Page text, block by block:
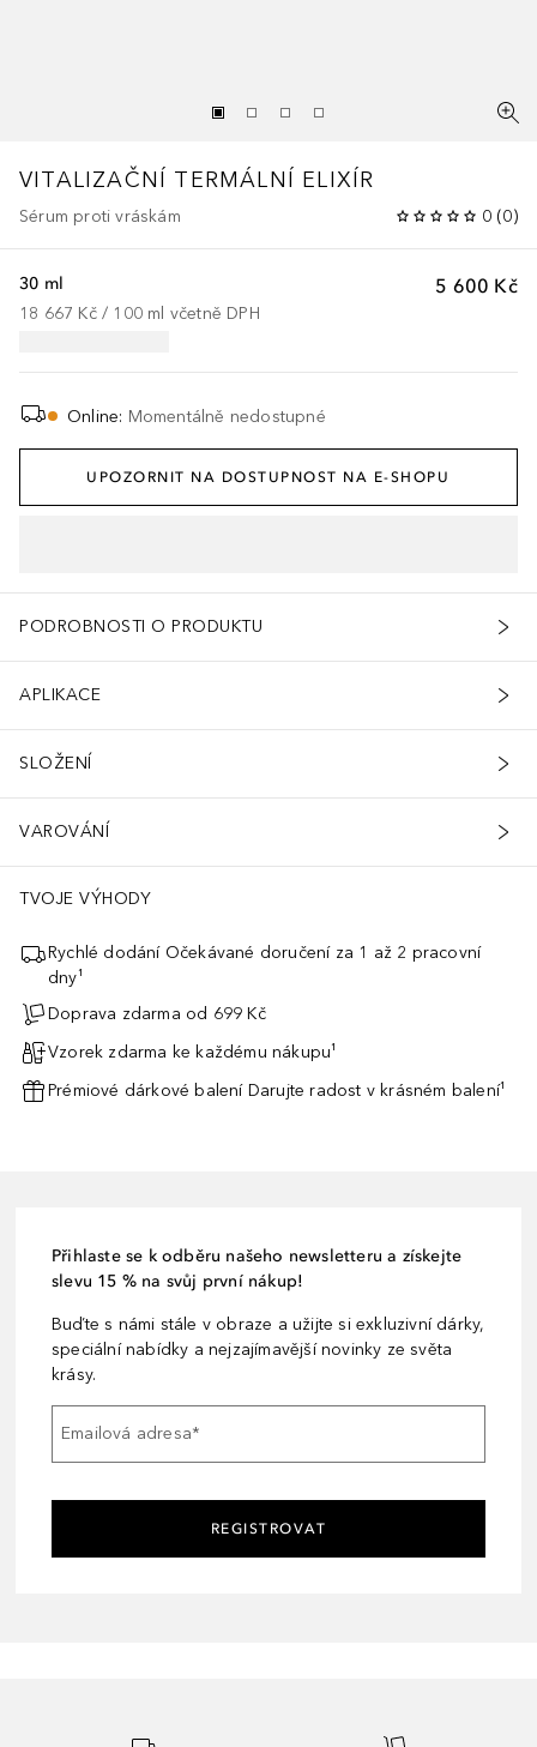
VITALIZAČNÍ TERMÁLNÍ ELIXÍR
Sérum proti vráskám 0 (0)
5 600 Kč
30 ml
18 667 Kč / 100 ml včetně DPH
Online: Momentálně nedostupné
UPOZORNIT NA DOSTUPNOST NA E-SHOPU
PODROBNOSTI O PRODUKTU
APLIKACE
SLOŽENÍ
VAROVÁNÍ
TVOJE VÝHODY
Rychlé dodání Očekávané doručení za 1 až 2 pracovní
dny¹
Doprava zdarma od 699 Kč
Vzorek zdarma ke každému nákupu¹
Prémiové dárkové balení Darujte radost v krásném balení¹
Přihlaste se k odběru našeho newsletteru a získejte
slevu 15 % na svůj první nákup!
Buďte s námi stále v obraze a užijte si exkluzivní dárky,
speciální nabídky a nejzajímavější novinky ze světa
krásy.
Emailová adresa*
REGISTROVAT